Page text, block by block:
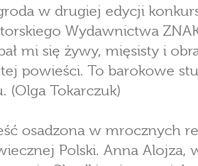
w drugiej edycji
Wydawnictwa
mi się żywy, mięsisty i
powieści. To barokowe
(Olga Tokarczuk)
osadzona w mrocznych
Polski. Anna Alojza,